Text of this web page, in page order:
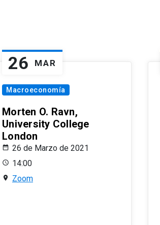
26 MAR
Macroeconomía
Morten O. Ravn,
University College
London
26 de Marzo de 2021
14:00
Zoom